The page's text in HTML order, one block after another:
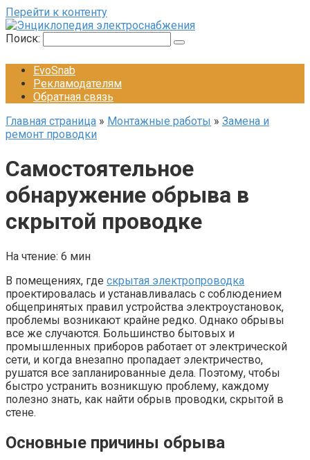
Перейти к контенту
Поиск:
EvoSnab
Рекламодателям
Обратная связь
Главная страница » Монтажные работы » Замена и
ремонт проводки
Самостоятельное
обнаружение обрыва в
скрытой проводке
На чтение: 6 мин
В помещениях, где скрытая электропроводка
проектировалась и устанавливалась с соблюдением
общепринятых правил устройства электроустановок,
проблемы возникают крайне редко. Однако обрывы
все же случаются. Большинство бытовых и
промышленных приборов работает от электрической
сети, и когда внезапно пропадает электричество,
рушатся все запланированные дела. Поэтому, чтобы
быстро устранить возникшую проблему, каждому
полезно знать, как найти обрыв проводки, скрытой в
стене.
Основные причины обрыва